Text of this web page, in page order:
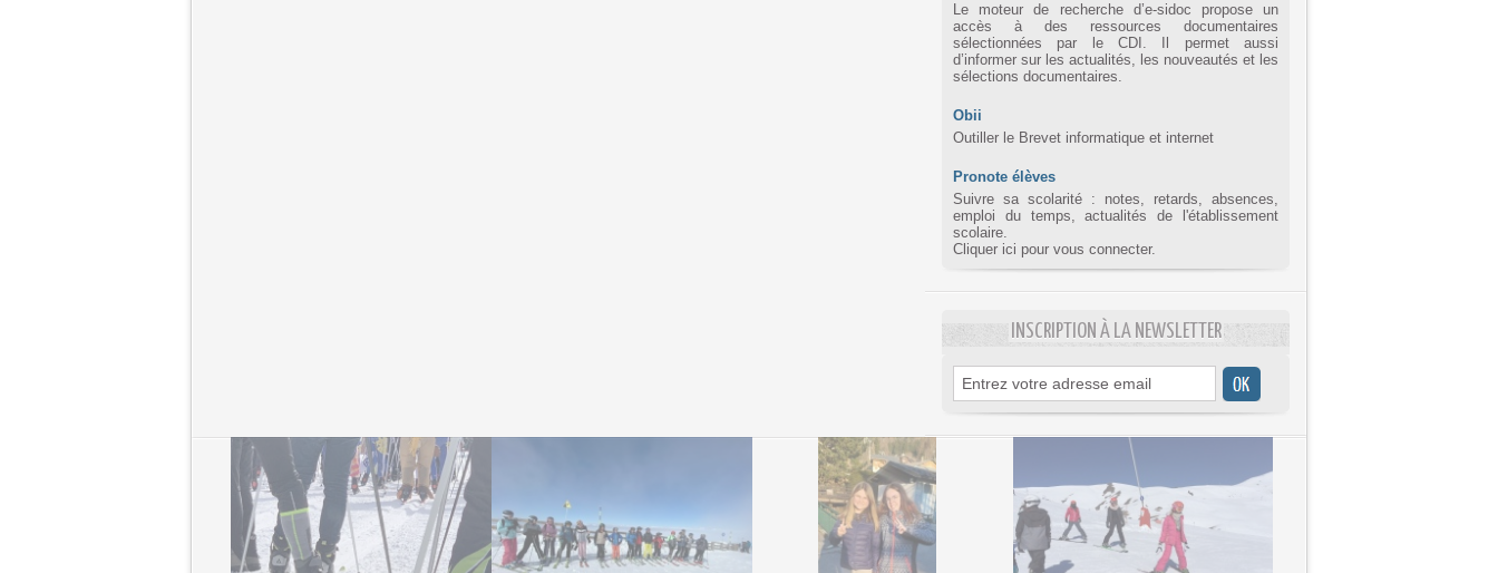
Le moteur de recherche d’e-sidoc propose un
accès à des ressources documentaires
sélectionnées par le CDI. Il permet aussi
d’informer sur les actualités, les nouveautés et les
sélections documentaires.
Obii
Outiller le Brevet informatique et internet
Pronote élèves
Suivre sa scolarité : notes, retards, absences,
emploi du temps, actualités de l'établissement
scolaire.
Cliquer ici pour vous connecter.
INSCRIPTION À LA NEWSLETTER